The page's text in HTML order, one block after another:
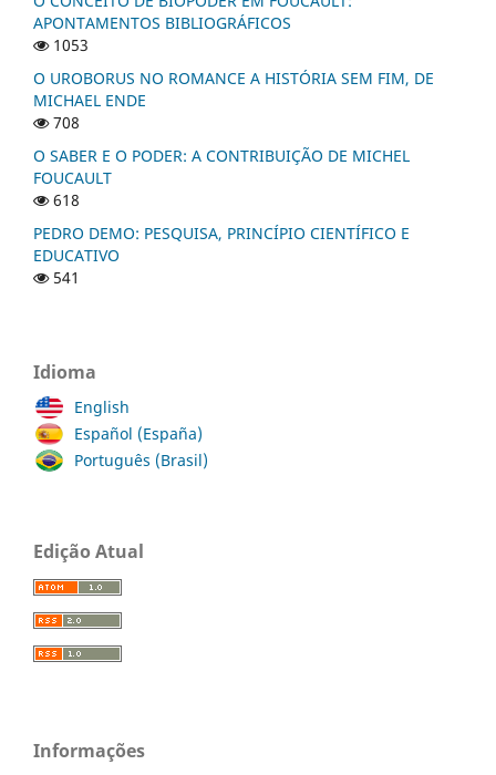
APONTAMENTOS BIBLIOGRÁFICOS
1053
O UROBORUS NO ROMANCE A HISTÓRIA SEM FIM, DE
MICHAEL ENDE
708
O SABER E O PODER: A CONTRIBUIÇÃO DE MICHEL
FOUCAULT
618
PEDRO DEMO: PESQUISA, PRINCÍPIO CIENTÍFICO E
EDUCATIVO
541
Idioma
English
Español (España)
Português (Brasil)
Edição Atual
Informações